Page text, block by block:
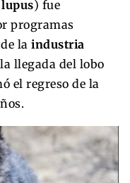
) fue
programas
la industria
llegada del lobo
el regreso de la